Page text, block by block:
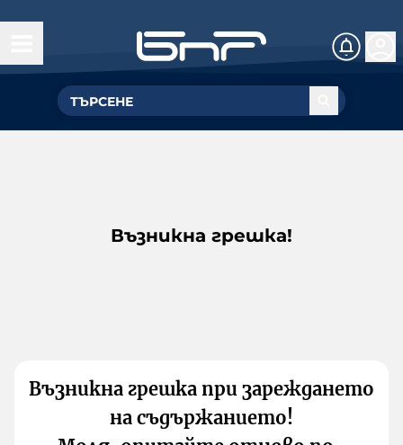
Възникна грешка!
Възникна грешка при зареждането
на съдържанието!